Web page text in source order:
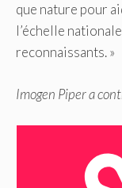
que nature pour
l’échelle
reconnaissants. »
Imogen Piper a